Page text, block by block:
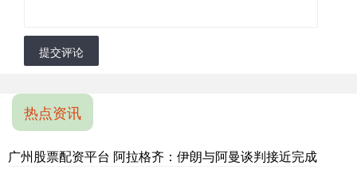
提交评论
热点资讯
广州股票配资平台 阿拉格齐：伊朗与阿曼谈判接近完成